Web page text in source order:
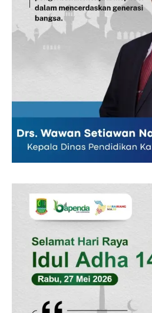
Company
Pedoman Media Siber
Indeks Berita